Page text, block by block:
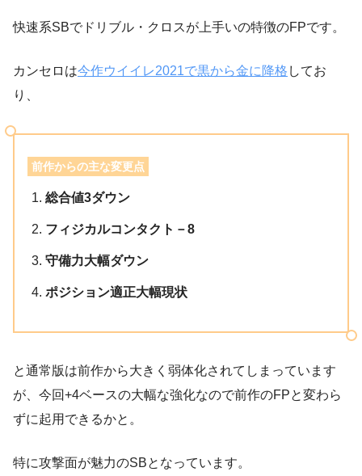
快速系SBでドリブル・クロスが上手いの特徴のFPです。
カンセロは今作ウイイレ2021で黒から金に降格 してお
り、
前作からの主な変更点
総合値3ダウン
フィジカルコンタクト－8
守備力大幅ダウン
ポジション適正大幅現状
と通常版は前作から大きく弱体化されてしまっています
が、今回+4ベースの大幅な強化なので前作のFPと変わら
ずに起用できるかと。
特に攻撃面が魅力のSBとなっています。